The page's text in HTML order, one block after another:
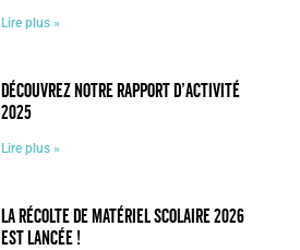
Lire plus »
Découvrez notre rapport d’activité
2025
Lire plus »
La récolte de matériel scolaire 2026
est lancée !